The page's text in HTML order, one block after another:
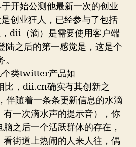
开始公测他最新一次的创业
是创业狂人，已经参与了包括
dii（滴）是需要使用客户端
之后的第一感觉是，这是个
。
类twitter产品如
比，dii.cn确实有其创新之
伴随着一条条更新信息的水滴
有一次滴水声的提示音），你
之后一个活跃群体的存在，
街道上热闹的人来人往，偶